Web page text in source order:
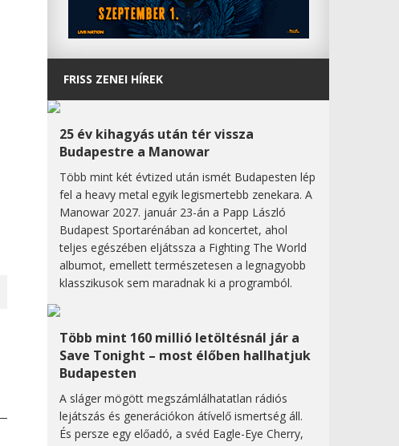
FRISS ZENEI HÍREK
25 év kihagyás után tér vissza
Budapestre a Manowar
Több mint két évtized után ismét Budapesten lép
fel a heavy metal egyik legismertebb zenekara. A
Manowar 2027. január 23-án a Papp László
Budapest Sportarénában ad koncertet, ahol
teljes egészében eljátssza a Fighting The World
albumot, emellett természetesen a legnagyobb
klasszikusok sem maradnak ki a programból.
Több mint 160 millió letöltésnál jár a
Save Tonight – most élőben hallhatjuk
Budapesten
A sláger mögött megszámlálhatatlan rádiós
lejátszás és generációkon átívelő ismertség áll.
És persze egy előadó, a svéd Eagle-Eye Cherry,